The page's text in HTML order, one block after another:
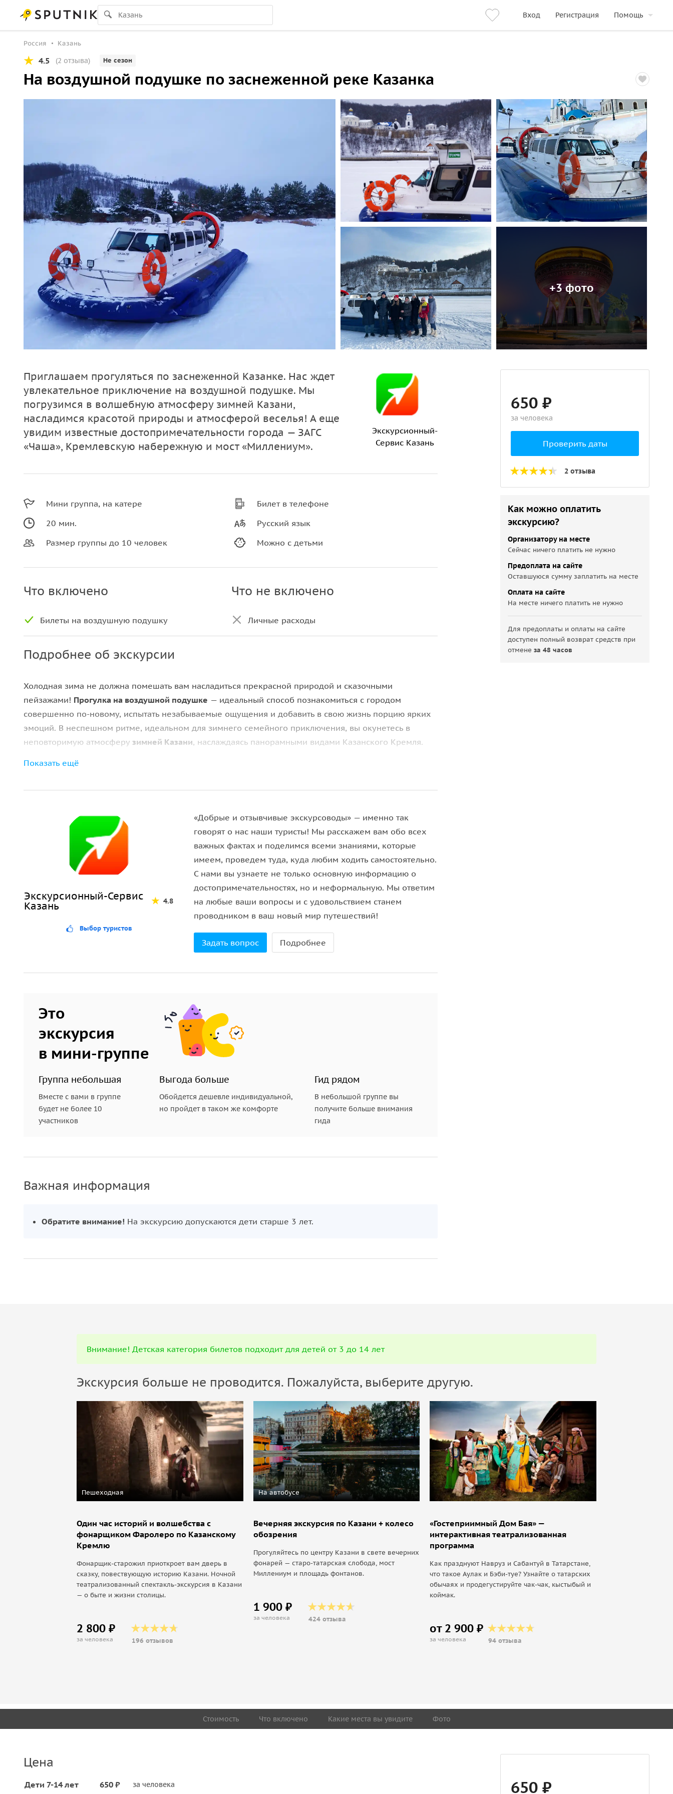
Вход Регистрация Помощь
Россия Казань
4.5 (2 отзыва) Не сезон
На воздушной подушке по заснеженной реке Казанка
+3 фото
Приглашаем прогуляться по заснеженной Казанке. Нас ждет
увлекательное приключение на воздушной подушке. Мы
погрузимся в волшебную атмосферу зимней Казани,
насладимся красотой природы и атмосферой веселья! А еще
увидим известные достопримечательности города — ЗАГС
«Чаша», Кремлевскую набережную и мост «Миллениум».
Экскурсионный-
Сервис Казань
Мини группа, на катере
20 мин.
Размер группы до 10 человек
Билет в телефоне
Русский язык
Можно с детьми
Что включено
Билеты на воздушную подушку
Что не включено
Личные расходы
Подробнее об экскурсии
Холодная зима не должна помешать вам насладиться прекрасной природой и сказочными
пейзажами! Прогулка на воздушной подушке — идеальный способ познакомиться с городом
совершенно по-новому, испытать незабываемые ощущения и добавить в свою жизнь порцию ярких
эмоций. В неспешном ритме, идеальном для зимнего семейного приключения, вы окунетесь в
неповторимую атмосферу зимней Казани, наслаждаясь панорамными видами Казанского Кремля.
За время прогулки вы увидите:
мост «Миллениум»
— самый высокий мост в Казани;
• национальную библиотеку Республики Татарстан.
Прогулка по реке Казанке на воздушной подушке станет настоящим приключением, которое стоит
испытать хотя бы раз в жизни. Уникальные виды, невероятные впечатления и море положительных
эмоций ждут вас!
Показать ещё
Экскурсионный-Сервис
Казань 4.8
Выбор туристов
«Добрые и отзывчивые экскурсоводы» — именно так
говорят о нас наши туристы! Мы расскажем вам обо всех
важных фактах и поделимся всеми знаниями, которые
имеем, проведем туда, куда любим ходить самостоятельно.
С нами вы узнаете не только основную информацию о
достопримечательностях, но и неформальную. Мы ответим
на любые ваши вопросы и с удовольствием станем
проводником в ваш новый мир путешествий!
Задать вопрос Подробнее
Это
экскурсия
в мини-группе
Группа небольшая
Вместе с вами в группе
будет не более 10
участников
Выгода больше
Обойдется дешевле индивидуальной,
но пройдет в таком же комфорте
Гид рядом
В небольшой группе вы
получите больше внимания
гида
Важная информация
Обратите внимание! На экскурсию допускаются дети старше 3 лет.
650 ₽
за человека
Проверить даты
2 отзыва
Как можно оплатить
экскурсию?
Организатору на месте
Сейчас ничего платить не нужно
Предоплата на сайте
Оставшуюся сумму заплатить на месте
Оплата на сайте
На месте ничего платить не нужно
Для предоплаты и оплаты на сайте
доступен полный возврат средств при
отменеза 48 часов
Внимание! Детская категория билетов подходит для детей от 3 до 14 лет
Экскурсия больше не проводится. Пожалуйста, выберите другую.
Пешеходная
Один час историй и волшебства с
фонарщиком Фаролеро по Казанскому
Кремлю
Фонарщик-старожил приоткроет вам дверь в
сказку, повествующую историю Казани. Ночной
театрализованный спектакль-экскурсия в Казани
— о быте и жизни столицы.
2 800 ₽
за человека 196 отзывов
На автобусе
Вечерняя экскурсия по Казани + колесо
обозрения
Прогуляйтесь по центру Казани в свете вечерних
фонарей — старо-татарская слобода, мост
Миллениум и площадь фонтанов.
1 900 ₽
за человека 424 отзыва
«Гостеприимный Дом Бая» —
интерактивная театрализованная
программа
Как празднуют Навруз и Сабантуй в Татарстане,
что такое Аулак и Бэби-туе? Узнайте о татарских
обычаях и продегустируйте чак-чак, кыстыбый и
коймак.
от 2 900 ₽
за человека 94 отзыва
Стоимость Что включено Какие места вы увидите Фото
Цена
Дети 7-14 лет 650 ₽ за человека 650 ₽